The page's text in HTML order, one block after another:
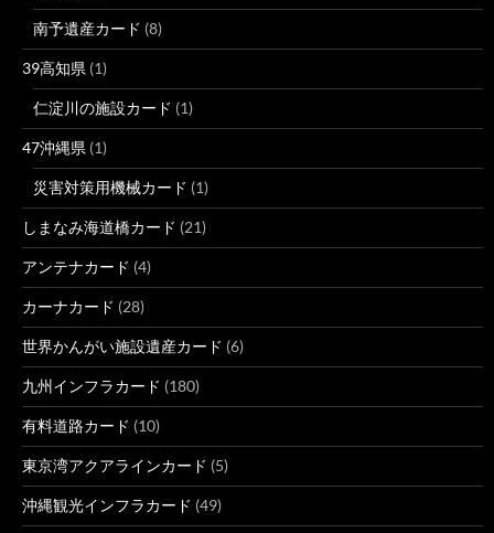
南予遺産カード (8)
39高知県 (1)
仁淀川の施設カード (1)
47沖縄県 (1)
災害対策用機械カード (1)
しまなみ海道橋カード (21)
アンテナカード (4)
カーナカード (28)
世界かんがい施設遺産カード (6)
九州インフラカード (180)
有料道路カード (10)
東京湾アクアラインカード (5)
沖縄観光インフラカード (49)